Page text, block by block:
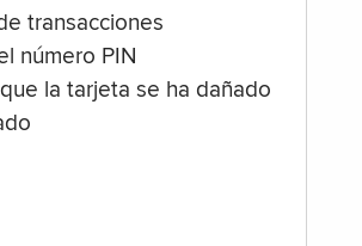
transacciones
número PIN
la tarjeta se ha dañado